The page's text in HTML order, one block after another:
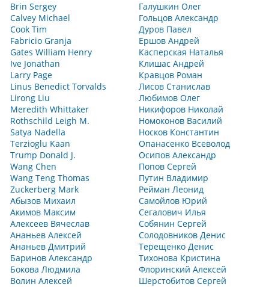
Brin Sergey
Calvey Michael
Cook Tim
Fabricio Granja
Gates William Henry
Ive Jonathan
Larry Page
Linus Benedict Torvalds
Lirong Liu
Meredith Whittaker
Rothschild Leigh M.
Satya Nadella
Terzioglu Kaan
Trump Donald J.
Wang Chen
Wang Teng Thomas
Zuckerberg Mark
Абызов Михаил
Акимов Максим
Алексеев Вячеслав
Ананьев Алексей
Ананьев Дмитрий
Баринов Александр
Бокова Людмила
Волин Алексей
Галушкин Олег
Гольцов Александр
Дуров Павел
Ершов Андрей
Касперская Наталья
Клишас Андрей
Кравцов Роман
Лисов Станислав
Любимов Олег
Никифоров Николай
Номоконов Василий
Носков Константин
Опанасенко Всеволод
Осипов Александр
Попов Сергей
Путин Владимир
Рейман Леонид
Самойлов Юрий
Сегалович Илья
Собянин Сергей
Солодовников Денис
Терещенко Денис
Тихонова Кристина
Флоринский Алексей
Шерстобитов Сергей